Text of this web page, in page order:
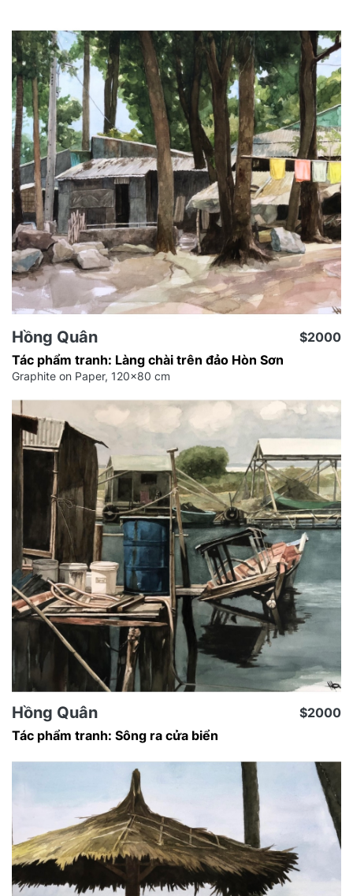
không cồng kềnh như các chất liệu khác. Theo Phạm
Vi, 2023
Hồng Quân
Tác phẩm tranh: Làng chài trên đảo Hòn Sơn
Graphite on Paper, 120x80 cm
$2000
Hồng Quân
Tác phẩm tranh: Sông ra cửa biển
$2000